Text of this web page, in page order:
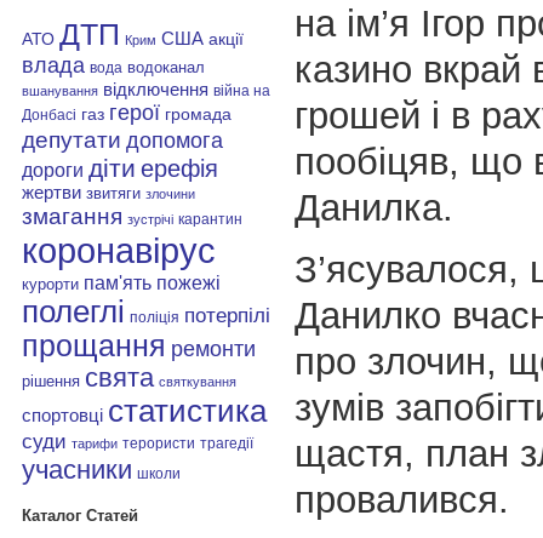
АТО ДТП Крим США акції
влада вода водоканал
вшанування відключення війна на
Донбасі газ герої громада
депутати допомога
дороги діти ерефія
жертви звитяги злочини
змагання зустрічі карантин
коронавірус
курорти пам'ять пожежі
полеглі поліція потерпілі
прощання ремонти
рішення свята святкування
спортовці статистика
суди тарифи терористи трагедії
учасники школи
Каталог Статей
на ім’я Ігор
казино вкрай
грошей і в
пообіцяв, що
Данилка.
З’ясувалося,
Данилко
про злочин,
зумів
щастя, план
провалився.